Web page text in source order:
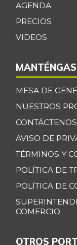
AGENDA
PRECIOS
VIDEOS
MESA DE
NUESTROS
CONTÁCTENOS
AVISO DE
TÉRMINOS Y
POLÍTICA DE
POLÍTICA DE
COMERCIO
OTROS